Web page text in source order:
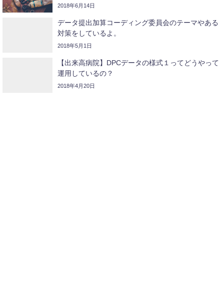
2018年6月14日
データ提出加算コーディング委員会のテーマやある
対策をしているよ。
2018年5月1日
【出来高病院】DPCデータの様式１ってどうやって
運用しているの？
2018年4月20日